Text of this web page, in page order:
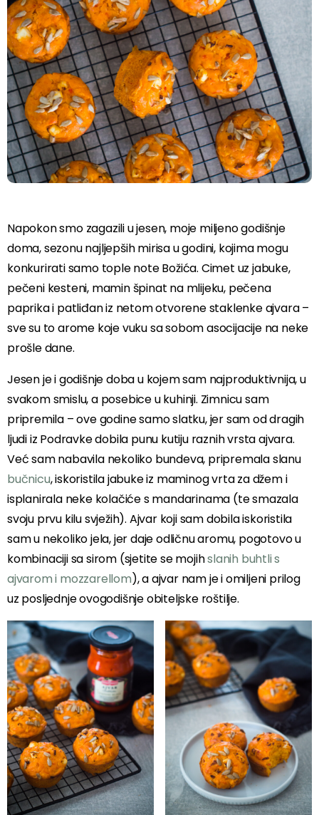
Napokon smo zagazili u jesen, moje miljeno godišnje
doma, sezonu najljepših mirisa u godini, kojima mogu
konkurirati samo tople note Božića. Cimet uz jabuke,
pečeni kesteni, mamin špinat na mlijeku, pečena
paprika i patliđan iz netom otvorene staklenke ajvara –
sve su to arome koje vuku sa sobom asocijacije na neke
prošle dane.
Jesen je i godišnje doba u kojem sam najproduktivnija, u
svakom smislu, a posebice u kuhinji. Zimnicu sam
pripremila – ove godine samo slatku, jer sam od dragih
ljudi iz Podravke dobila punu kutiju raznih vrsta ajvara.
Već sam nabavila nekoliko bundeva, pripremala slanu
bučnicu, iskoristila jabuke iz maminog vrta za džem i
isplanirala neke kolačiće s mandarinama (te smazala
svoju prvu kilu svježih). Ajvar koji sam dobila iskoristila
sam u nekoliko jela, jer daje odličnu aromu, pogotovo u
kombinaciji sa sirom (sjetite se mojihslanih buhtli s
ajvarom i mozzarellom), a ajvar nam je i omiljeni prilog
uz posljednje ovogodišnje obiteljske roštilje.